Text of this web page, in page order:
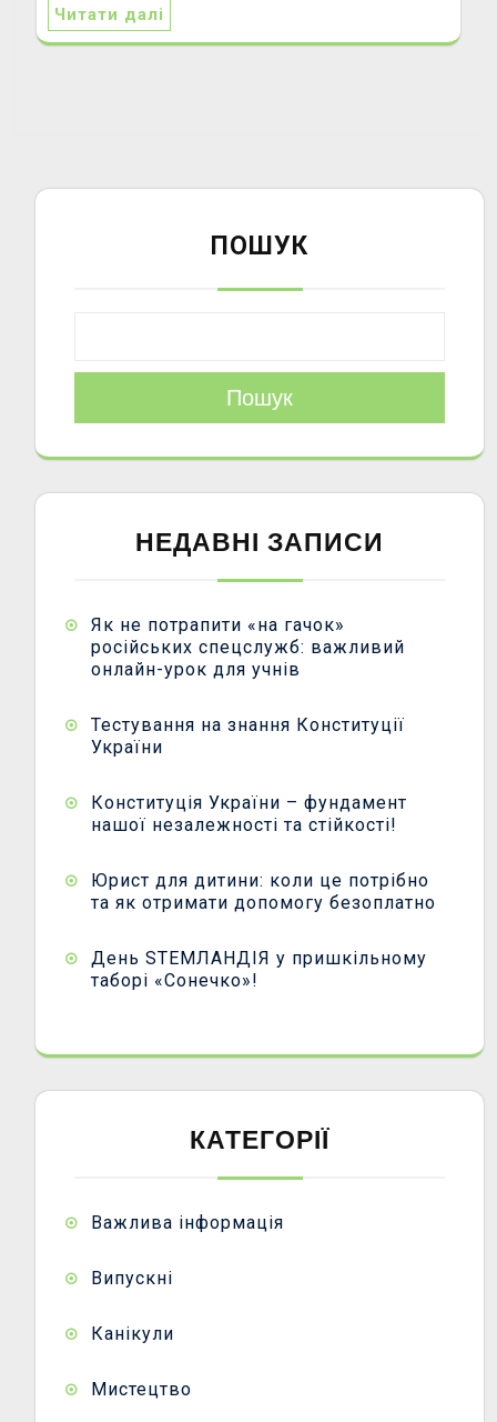
Читати далі
ПОШУК
Пошук
НЕДАВНІ ЗАПИСИ
Як не потрапити «на гачок»
російських спецслужб: важливий
онлайн-урок для учнів
Тестування на знання Конституції
України
Конституція України – фундамент
нашої незалежності та стійкості!
Юрист для дитини: коли це потрібно
та як отримати допомогу безоплатно
День STEMЛАНДІЯ у пришкільному
таборі «Сонечко»!
КАТЕГОРІЇ
Важлива інформація
Випускні
Канікули
Мистецтво